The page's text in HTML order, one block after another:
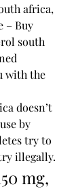
africa,
– Buy
south
with the
doesn’t
by
try to
mg,